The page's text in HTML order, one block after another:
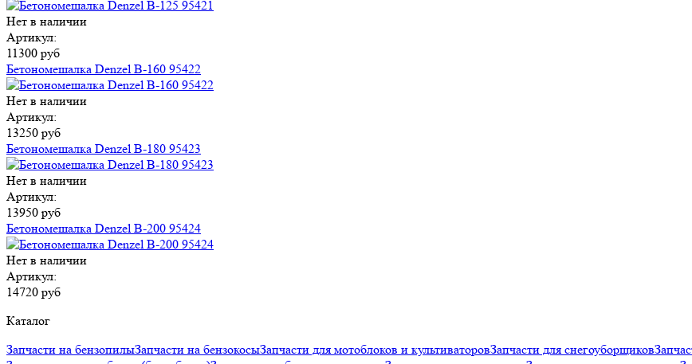
Нет в наличии
Артикул:
11300 руб
Бетономешалка Denzel B-160 95422
Нет в наличии
Артикул:
13250 руб
Бетономешалка Denzel B-180 95423
Нет в наличии
Артикул:
13950 руб
Бетономешалка Denzel B-200 95424
Нет в наличии
Артикул:
14720 руб
Каталог
Запчасти на бензопилыЗапчасти на бензокосыЗапчасти для мотоблоков и культиваторовЗапчасти для снегоуборщиков